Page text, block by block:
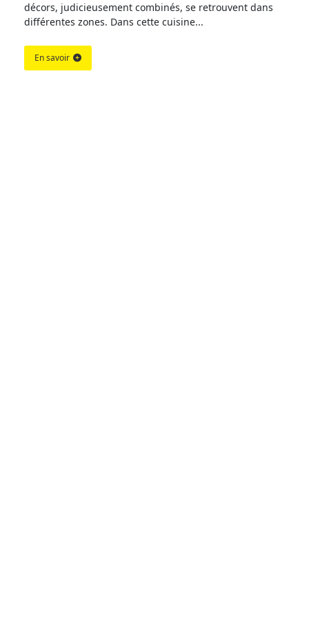
décors, judicieusement combinés, se retrouvent dans
différentes zones. Dans cette cuisine...
En savoir